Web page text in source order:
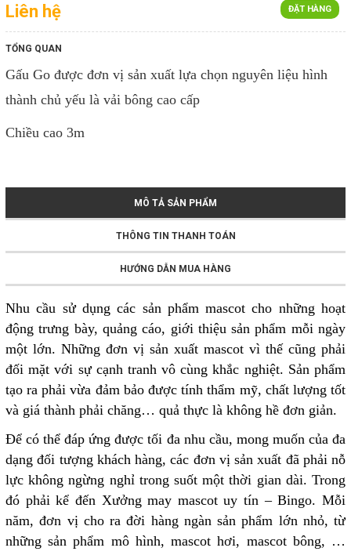
ĐẶT HÀNG
Liên hệ
TỔNG QUAN
Gấu Go được đơn vị sản xuất lựa chọn nguyên liệu hình
thành chủ yếu là vải bông cao cấp
Chiều cao 3m
MÔ TẢ SẢN PHẨM
THÔNG TIN THANH TOÁN
HƯỚNG DẪN MUA HÀNG
Nhu cầu sử dụng các sản phẩm mascot cho những hoạt
động trưng bày, quảng cáo, giới thiệu sản phẩm mỗi ngày
một lớn. Những đơn vị sản xuất mascot vì thế cũng phải
đối mặt với sự cạnh tranh vô cùng khắc nghiệt. Sản phẩm
tạo ra phải vừa đảm bảo được tính thẩm mỹ, chất lượng tốt
và giá thành phải chăng… quả thực là không hề đơn giản.
Để có thể đáp ứng được tối đa nhu cầu, mong muốn của đa
dạng đối tượng khách hàng, các đơn vị sản xuất đã phải nỗ
lực không ngừng nghỉ trong suốt một thời gian dài. Trong
đó phải kể đến Xưởng may mascot uy tín – Bingo. Mỗi
năm, đơn vị cho ra đời hàng ngàn sản phẩm lớn nhỏ, từ
những sản phẩm mô hình, mascot hơi, mascot bông, …